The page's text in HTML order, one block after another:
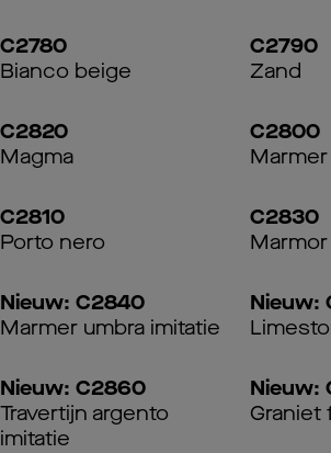
C2780
Bianco beige
C2790
Zand
C2820
Magma
C2800
C2810
Porto nero
C2830
Nieuw: C2840
Marmer umbra imitatie
Nieuw:
Nieuw: C2860
Travertijn argento
imitatie
Nieuw:
Graniet